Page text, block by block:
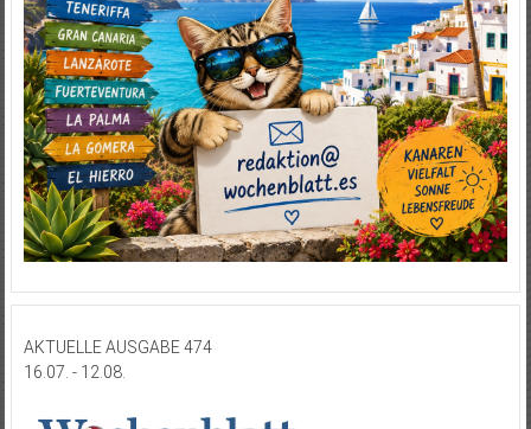
AKTUELLE AUSGABE 474
16.07. - 12.08.